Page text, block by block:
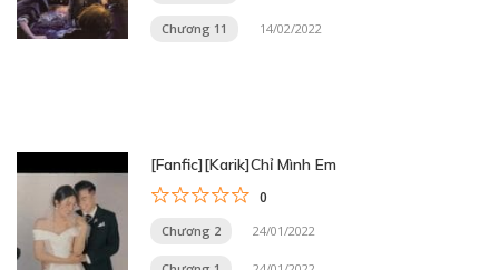
Chương 11 14/02/2022
[Fanfic][Karik]Chỉ Mình Em
0
Chương 2 24/01/2022